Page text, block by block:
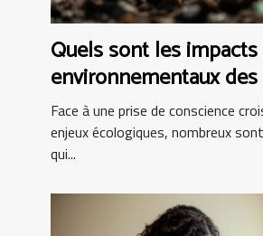
Quels sont les impacts
environnementaux
bio ?
Face à une prise de conscience
enjeux écologiques, nombreux
qui...